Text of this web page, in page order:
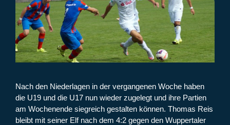
Nach den Niederlagen in der vergangenen Woche haben
die U19 und die U17 nun wieder zugelegt und ihre Partien
am Wochenende siegreich gestalten können. Thomas Reis
bleibt mit seiner Elf nach dem 4:2 gegen den Wuppertaler